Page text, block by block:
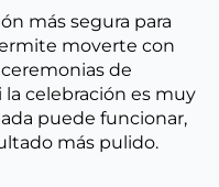
más segura para
moverte con
de
celebración es muy
puede funcionar,
más pulido.